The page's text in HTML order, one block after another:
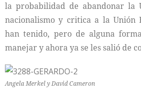
la probabilidad de abandonar la
nacionalismo y critica a la Unión
han tenido, pero de alguna
manejar y ahora ya se les salió de
Angela Merkel y David Cameron